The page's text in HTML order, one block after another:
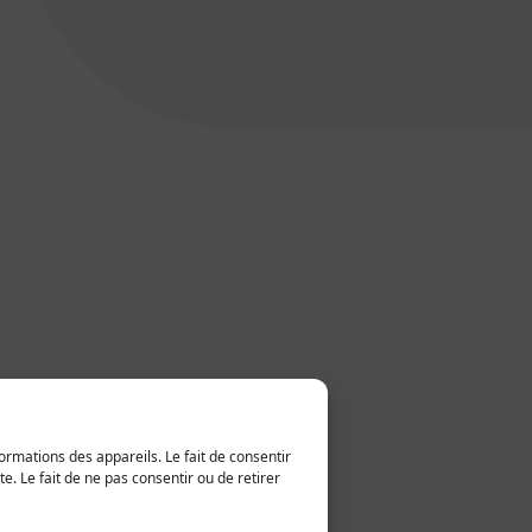
des appareils. Le fait de consentir
Le fait de ne pas consentir ou de retirer